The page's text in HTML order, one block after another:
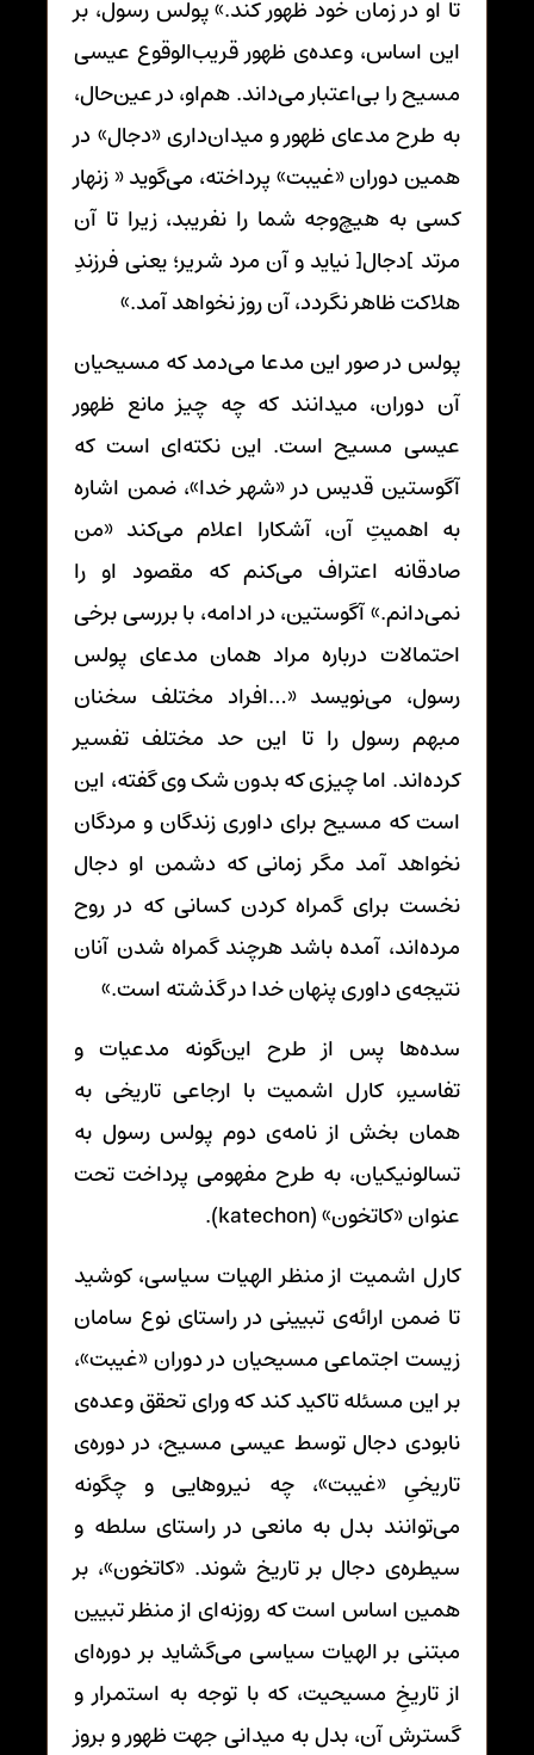
تا او در زمان خود ظهور کند.» پولس رسول، بر
این اساس، وعده‌ی ظهور قریب‌الوقوع عیسی
مسیح را بی‌اعتبار می‌داند. هم‌او، در عین‌حال،
به طرح مدعای ظهور و میدان‌داری «دجال» در
همین دوران «غیبت» پرداخته، می‌گوید « زنهار
کسی به هیچ‌وجه شما را نفریبد، زیرا تا آن
مرتد ]دجال[ نیاید و آن مرد شریر؛ یعنی فرزندِ
هلاکت ظاهر نگردد، آن روز نخواهد آمد.»
پولس در صور این مدعا می‌دمد که مسیحیان
آن دوران، می‎دانند که چه چیز مانع ظهور
عیسی مسیح است. این نکته‌ای است که
آگوستین قدیس در «شهر خدا»، ضمن اشاره
به اهمیتِ آن، آشکارا اعلام می‌کند «من
صادقانه اعتراف می‌کنم که مقصود او را
نمی‌دانم.» آگوستین، در ادامه، با بررسی برخی
احتمالات درباره مراد همان مدعای پولس
رسول، می‌نویسد «…افراد مختلف سخنان
مبهم رسول را تا این حد مختلف تفسیر
کرده‌اند. اما چیزی که بدون شک وی گفته، این
است که مسیح برای داوری زندگان و مردگان
نخواهد آمد مگر زمانی که دشمن او دجال
نخست برای گمراه کردن کسانی که در روح
مرده‌اند، آمده باشد هرچند گمراه شدن آنان
نتیجه‌ی داوری پنهان خدا در گذشته است.»
سده‌ها پس از طرح این‌گونه مدعیات و
تفاسیر، کارل اشمیت با ارجاعی تاریخی به
همان بخش از نامه‌ی دوم پولس رسول به
تسالونیکیان، به طرح مفهومی پرداخت تحت
عنوان «کاتخون» (katechon).
کارل اشمیت از منظر الهیات سیاسی، کوشید
تا ضمن ارائه‌ی تبیینی در راستای نوع سامان
زیست اجتماعی مسیحیان در دوران «غیبت»،
بر این مسئله تاکید کند که ورای تحقق وعده‌ی
نابودی دجال توسط عیسی مسیح، در دوره‌ی
تاریخیِ «غیبت»، چه نیروهایی و چگونه
می‌توانند بدل به مانعی در راستای سلطه و
سیطره‌ی دجال بر تاریخ شوند. «کاتخون»، بر
همین اساس است که روزنه‌ای از منظر تبیین
مبتنی بر الهیات سیاسی می‌گشاید بر دوره‌ای
از تاریخِ مسیحیت، که با توجه به استمرار و
گسترش آن، بدل به میدانی جهت ظهور و بروز